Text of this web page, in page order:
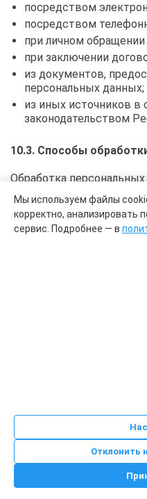
посредством
посредством
при личном
при заключении
из документов,
персональных данных;
из иных источников в
законодательством
10.3. Способы
Обработка
с использованием
без использования
смешанным способом.
передачи результатов
обработки обращений;
ведения
обеспечения
Мы используем файлы
корректно, анализировать
сервис. Подробнее — в
Отклонить